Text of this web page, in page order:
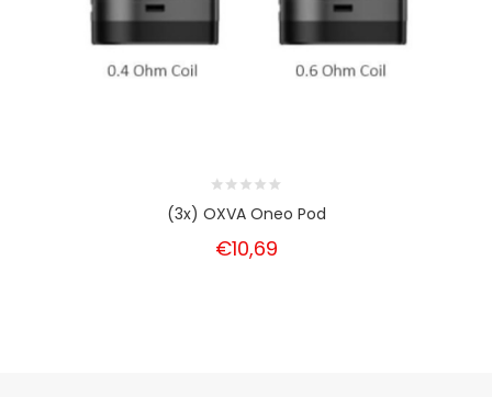
(3x) OXVA Oneo Pod
€10,69